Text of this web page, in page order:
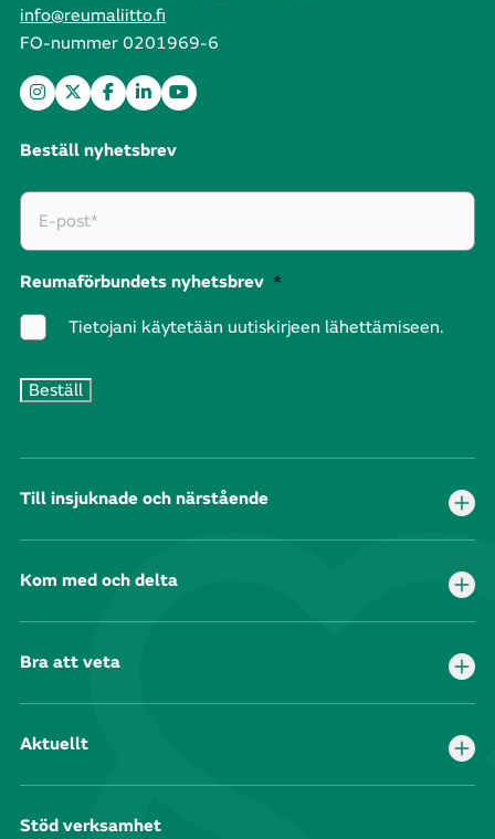
info@reumaliitto.fi
FO-nummer 0201969-6
Beställ nyhetsbrev
Reumaförbundets nyhetsbrev *
Tietojani käytetään uutiskirjeen lähettämiseen.
Till insjuknade och närstående
Kom med och delta
Bra att veta
Aktuellt
Stöd verksamhet